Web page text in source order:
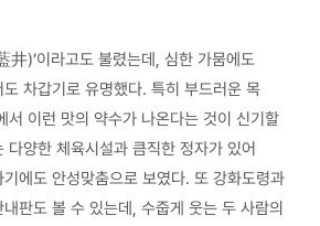
井)’이라고도 불렸는데, 심한 가뭄에도
차갑기로 유명했다. 특히 부드러운 목
서 이런 맛의 약수가 나온다는 것이 신기할
다양한 체육시설과 큼직한 정자가 있어
에도 안성맞춤으로 보였다. 또 강화도령과
판도 볼 수 있는데, 수줍게 웃는 두 사람의